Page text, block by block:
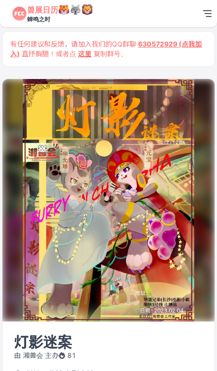
兽展日历
蝉鸣之时
有任何建议和反馈，请加入我们的QQ群聊 630572929 (点我加
入) 直抒胸臆！或者点 这里 复制群号。
灯影迷案
由 湘兽会 主办 81